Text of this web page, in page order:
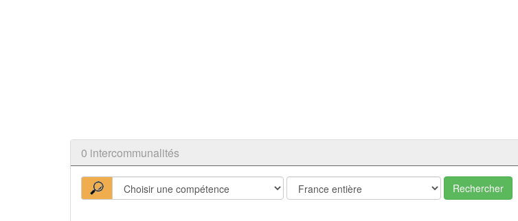
0 intercommunalités
Rechercher